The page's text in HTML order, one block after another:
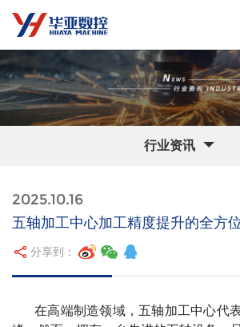
行业资讯
2025.10.16
五轴加工中心加工精度提升的全方
分享到：
在高端制造领域，五轴加工中心代